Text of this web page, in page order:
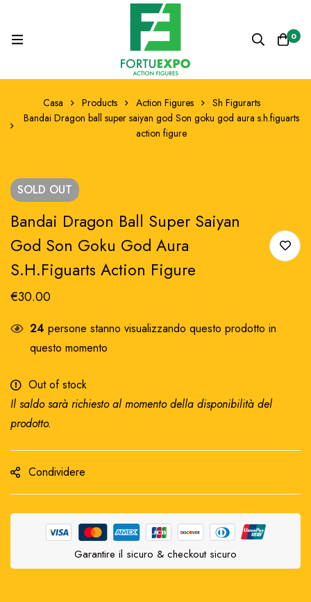
0
Casa Products Action Figures
Sh Figurarts
Bandai Dragon ball super saiyan god Son goku god aura s.h.figuarts
action figure
SOLD OUT
Bandai Dragon Ball Super Saiyan
God Son Goku God Aura
S.h.figuarts Action Figure
€30.00
24 persone stanno visualizzando questo prodotto in
questo momento
Out of stock
Il saldo sarà richiesto al momento della disponibilità del
prodotto.
Condividere
Garantire il sicuro & checkout sicuro